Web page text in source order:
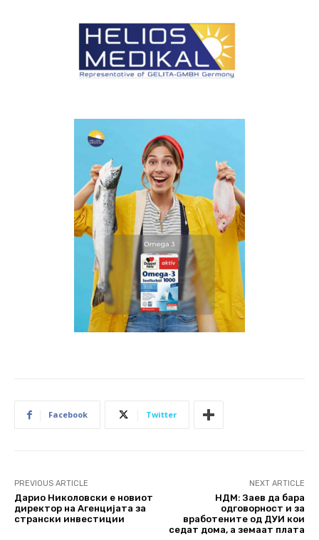
Facebook Twitter
PREVIOUS ARTICLE
Дарио Николовски е новиот
директор на Агенцијата за
странски инвестиции
NEXT ARTICLE
НДМ: Заев да бара
одговорност и за
вработените од ДУИ кои
седат дома, а земаат плата